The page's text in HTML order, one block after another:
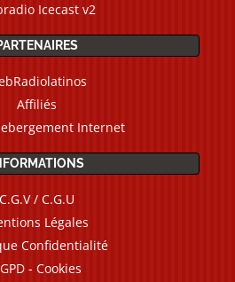
Icecast v2
Affiliés
Internet
C.G.V / C.G.U
Légales
Confidentialité
- Cookies